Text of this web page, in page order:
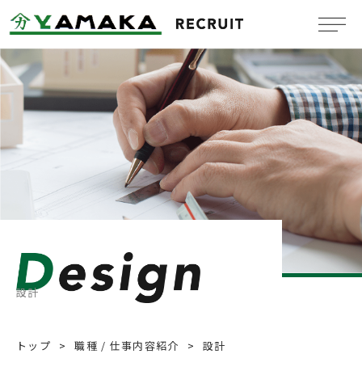
Company 会社概要
Benefit system 福利厚生
Message メッセージ
Job information 新卒採用情報
設計
トップ 職種 / 仕事内容紹介 設計